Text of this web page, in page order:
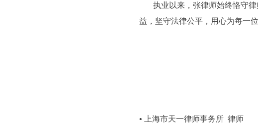
执业以来，张律师始终恪守律
益，坚守法律公平，用心为每一
• 上海市天一律师事务所 律师